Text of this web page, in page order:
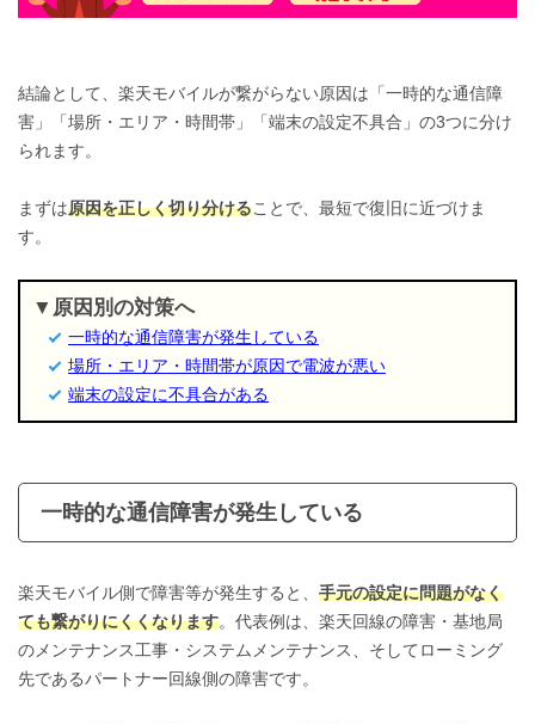
結論として、楽天モバイルが繋がらない原因は「一時的な通信障
害」「場所・エリア・時間帯」「端末の設定不具合」の3つに分け
られます。
まずは原因を正しく切り分けることで、最短で復旧に近づけま
す。
原因別の対策へ
一時的な通信障害が発生している
場所・エリア・時間帯が原因で電波が悪い
端末の設定に不具合がある
一時的な通信障害が発生している
楽天モバイル側で障害等が発生すると、 手元の設定に問題がなく
ても繋がりにくくなります。代表例は、楽天回線の障害・基地局
のメンテナンス工事・システムメンテナンス、そしてローミング
先であるパートナー回線側の障害です。